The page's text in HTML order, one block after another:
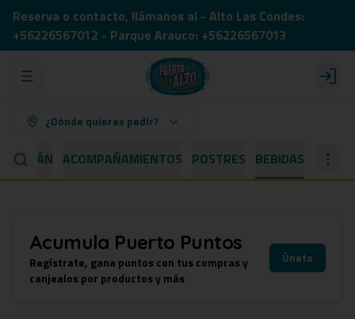
Reserva o contacto, llámanos al - Alto Las Condes:
+56226567012 - Parque Arauco: +56226567013
Abrir menu de navegación Login
¿Dónde quieres pedir?
ACOMPAÑAMIENTOS POSTRES BEBIDAS
Acumula Puerto Puntos
Regístrate, gana puntos con tus compras y
canjealos por productos y más
Únete